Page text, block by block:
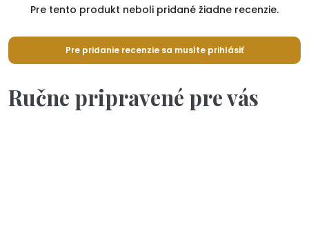
Pre tento produkt neboli pridané žiadne recenzie.
Pre pridanie recenzie sa musíte prihlásiť
Ručne pripravené pre vás